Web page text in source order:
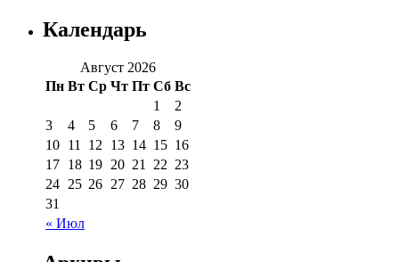
Календарь
Август 2026
Пн Вт Ср Чт Пт Сб Вс
« Июл
1
2
3
4 5 6 7 8
9
10 11 12 13 14 15 16
17 18 19 20 21 22 23
24 25 26 27 28 29 30
31